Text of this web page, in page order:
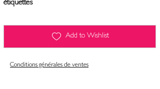
étiquettes
Add to Wishlist
Conditions générales de ventes